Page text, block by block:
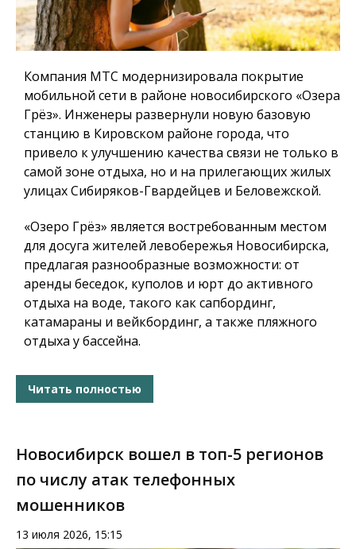
Компания МТС модернизировала покрытие
мобильной сети в районе новосибирского «Озера
Грёз». Инженеры развернули новую базовую
станцию в Кировском районе города, что
привело к улучшению качества связи не только в
самой зоне отдыха, но и на прилегающих жилых
улицах Сибиряков-Гвардейцев и Беловежской.
«Озеро Грёз» является востребованным местом
для досуга жителей левобережья Новосибирска,
предлагая разнообразные возможности: от
аренды беседок, куполов и юрт до активного
отдыха на воде, такого как сапбординг,
катамараны и вейкбординг, а также пляжного
отдыха у бассейна.
Читать полностью
Новосибирск вошел в топ-5 регионов
по числу атак телефонных
мошенников
13 июля 2026, 15:15